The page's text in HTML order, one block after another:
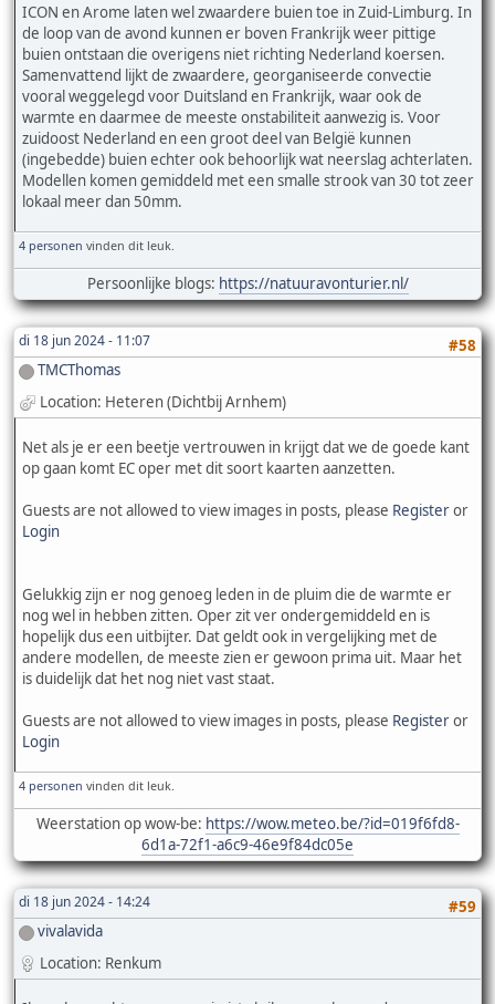
ICON en Arome laten wel zwaardere buien toe in Zuid-Limburg. In
de loop van de avond kunnen er boven Frankrijk weer pittige
buien ontstaan die overigens niet richting Nederland koersen.
Samenvattend lijkt de zwaardere, georganiseerde convectie
vooral weggelegd voor Duitsland en Frankrijk, waar ook de
warmte en daarmee de meeste onstabiliteit aanwezig is. Voor
zuidoost Nederland en een groot deel van België kunnen
(ingebedde) buien echter ook behoorlijk wat neerslag achterlaten.
Modellen komen gemiddeld met een smalle strook van 30 tot zeer
lokaal meer dan 50mm.
4 personen vinden dit leuk.
Persoonlijke blogs: https://natuuravonturier.nl/
di 18 jun 2024 - 11:07
#58
TMCThomas
Location: Heteren (Dichtbij Arnhem)
Net als je er een beetje vertrouwen in krijgt dat we de goede kant
op gaan komt EC oper met dit soort kaarten aanzetten.
Guests are not allowed to view images in posts, please Registeror
Login
Gelukkig zijn er nog genoeg leden in de pluim die de warmte er
nog wel in hebben zitten. Oper zit ver ondergemiddeld en is
hopelijk dus een uitbijter. Dat geldt ook in vergelijking met de
andere modellen, de meeste zien er gewoon prima uit. Maar het
is duidelijk dat het nog niet vast staat.
Guests are not allowed to view images in posts, please Registeror
Login
4 personen vinden dit leuk.
Weerstation op wow-be: https://wow.meteo.be/?id=019f6fd8-
6d1a-72f1-a6c9-46e9f84dc05e
di 18 jun 2024 - 14:24
#59
vivalavida
Location: Renkum